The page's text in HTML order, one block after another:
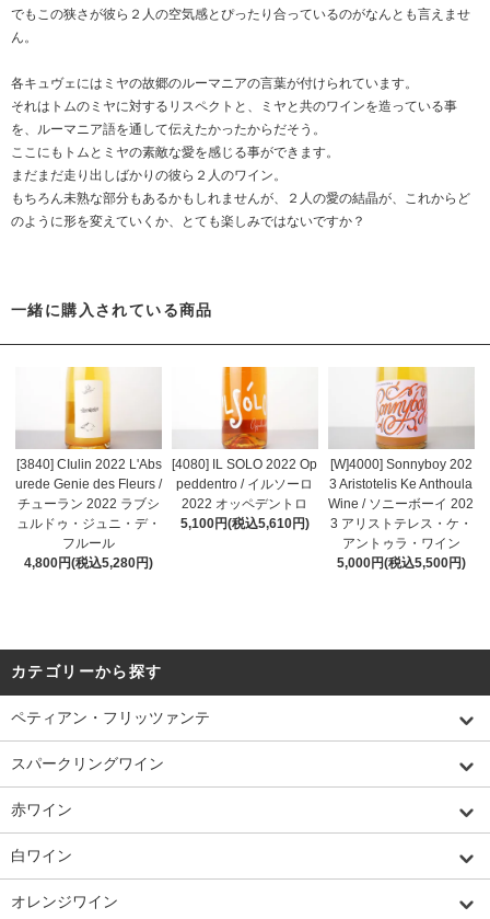
でもこの狭さが彼ら２人の空気感とぴったり合っているのがなんとも言えませ
ん。
各キュヴェにはミヤの故郷のルーマニアの言葉が付けられています。
それはトムのミヤに対するリスペクトと、ミヤと共のワインを造っている事
を、ルーマニア語を通して伝えたかったからだそう。
ここにもトムとミヤの素敵な愛を感じる事ができます。
まだまだ走り出しばかりの彼ら２人のワイン。
もちろん未熟な部分もあるかもしれませんが、２人の愛の結晶が、これからど
のように形を変えていくか、とても楽しみではないですか？
一緒に購入されている商品
[3840] CIulin 2022 L'Abs
urede Genie des Fleurs /
チューラン 2022 ラブシ
ュルドゥ・ジュニ・デ・
フルール
4,800円(税込5,280円)
[4080] IL SOLO 2022 Op
peddentro / イルソーロ
2022 オッペデントロ
5,100円(税込5,610円)
[W]4000] Sonnyboy 202
3 Aristotelis Ke Anthoula
Wine / ソニーボーイ 202
3 アリストテレス・ケ・
アントゥラ・ワイン
5,000円(税込5,500円)
カテゴリーから探す
ペティアン・フリッツァンテ
スパークリングワイン
赤ワイン
白ワイン
オレンジワイン